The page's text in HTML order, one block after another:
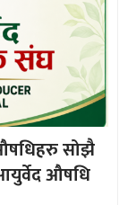
औषधिहरु सोझै
आयुर्वेद औषधि